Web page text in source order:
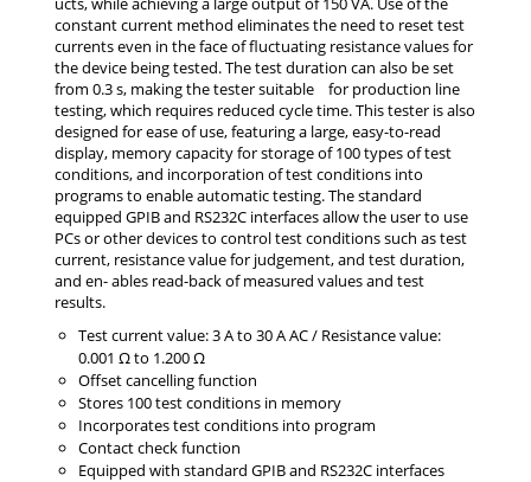
Test current value: 3 A to 30 A AC / Resistance value:
0.001 Ω to 1.200 Ω
Offset cancelling function
Stores 100 test conditions in memory
Incorporates test conditions into program
Contact check function
Equipped with standard GPIB and RS232C interfaces